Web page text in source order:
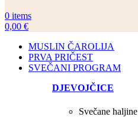
0 items
0,00 €
MUSLIN ČAROLIJA
PRVA PRIČEST
SVEČANI PROGRAM
DJEVOJČICE
Svečane haljine